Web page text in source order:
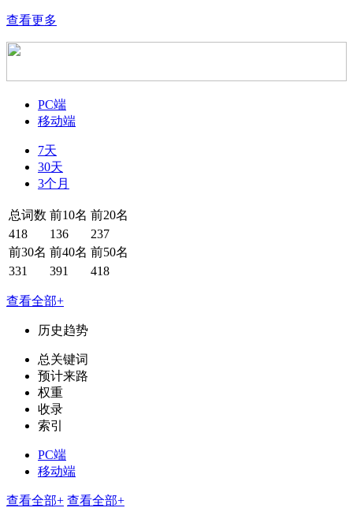
查看更多
PC端
移动端
7天
30天
3个月
总词数 前10名 前20名
418
136
237
前30名 前40名 前50名
331
391 418
查看全部+
历史趋势
总关键词
预计来路
权重
收录
索引
PC端
移动端
查看全部+ 查看全部+